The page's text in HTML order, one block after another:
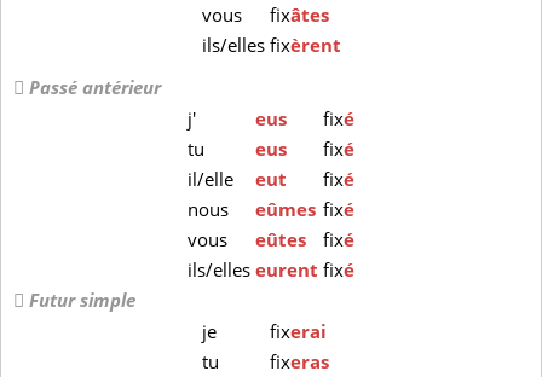
vous
fixâtes
ils/elles fixèrent
Passé antérieur
j'
eus fixé
tu
eus fixé
il/elle
eut fixé
nous
eûmes fixé
vous
eûtes fixé
ils/elleseurent fixé
Futur simple
je
fixerai
tu
fixeras